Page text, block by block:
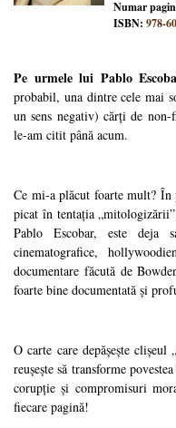
Numar
ISBN: 978-
Pe urmele lui Pablo
probabil, una dintre cele mai
un sens negativ) cărți de
le-am citit până acum.
Ce mi-a plăcut foarte mult?
picat în tentația
Pablo Escobar, este deja
cinematografice,
documentare făcută de
foarte bine documentată și
O carte care depășește
reușește să transforme
corupție și compromisuri
fiecare pagină!